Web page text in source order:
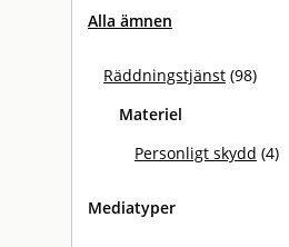
Alla ämnen
Räddningstjänst (98)
Materiel
Personligt skydd (4)
Mediatyper